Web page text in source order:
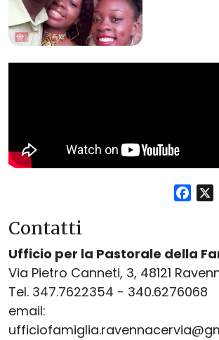
Contatti
Ufficio per la Pastorale della
Via Pietro Canneti, 3, 48121
Tel. 347.7622354 - 340.6276068
email: